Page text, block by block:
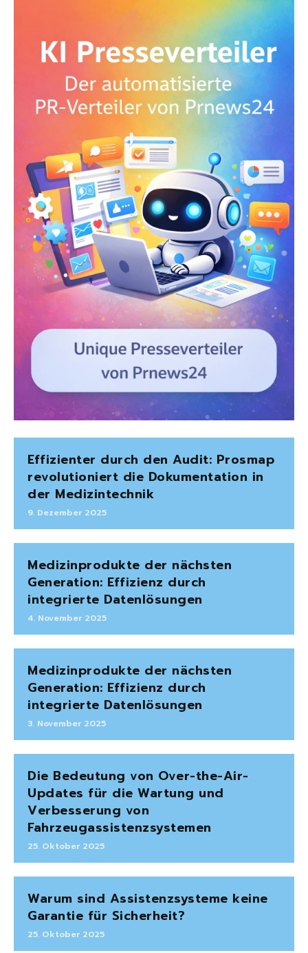
Effizienter durch den Audit: Prosmap
revolutioniert die Dokumentation in
der Medizintechnik
9. Dezember 2025
Medizinprodukte der nächsten
Generation: Effizienz durch
integrierte Datenlösungen
4. November 2025
Medizinprodukte der nächsten
Generation: Effizienz durch
integrierte Datenlösungen
3. November 2025
Die Bedeutung von Over-the-Air-
Updates für die Wartung und
Verbesserung von
Fahrzeugassistenzsystemen
25. Oktober 2025
Warum sind Assistenzsysteme keine
Garantie für Sicherheit?
25. Oktober 2025